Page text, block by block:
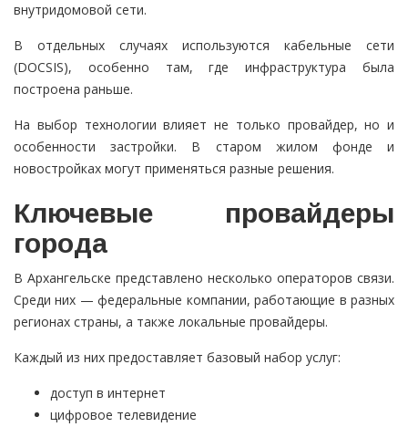
внутридомовой сети.
В отдельных случаях используются кабельные сети
(DOCSIS), особенно там, где инфраструктура была
построена раньше.
На выбор технологии влияет не только провайдер, но и
особенности застройки. В старом жилом фонде и
новостройках могут применяться разные решения.
Ключевые провайдеры
города
В Архангельске представлено несколько операторов связи.
Среди них — федеральные компании, работающие в разных
регионах страны, а также локальные провайдеры.
Каждый из них предоставляет базовый набор услуг:
доступ в интернет
цифровое телевидение